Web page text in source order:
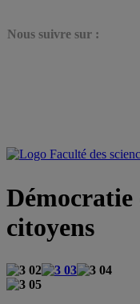
Nous suivre sur :
Démocratie
citoyens